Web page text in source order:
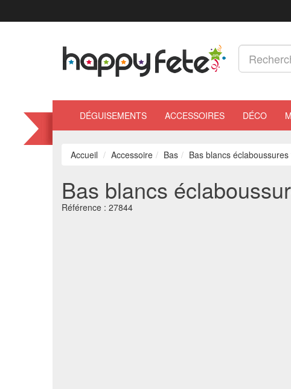
DÉGUISEMENTS ACCESSOIRES DÉCO
Accueil Accessoire Bas Bas blancs
Bas blancs
Référence : 27844